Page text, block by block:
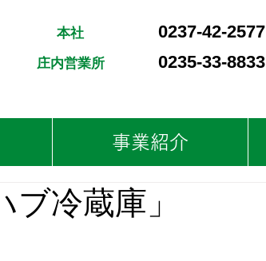
​本社 0237-42-2577
​庄内営業所 0235-33-8833
事業紹介
冷蔵庫」